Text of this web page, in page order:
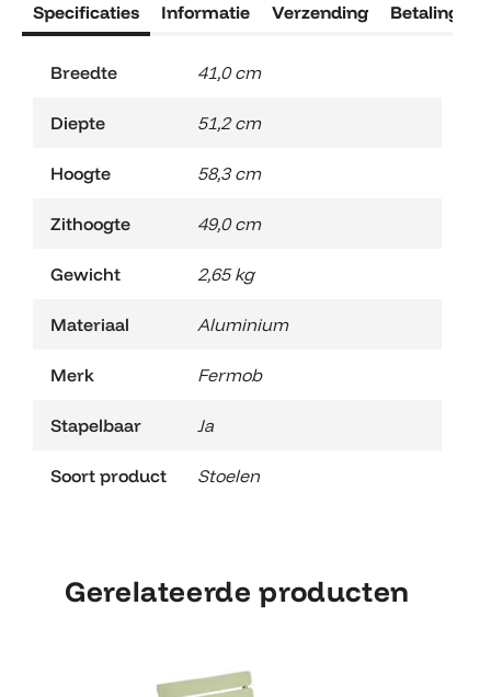
Specificaties Informatie Verzending Betaling
Breedte 41,0 cm
Diepte 51,2 cm
Hoogte 58,3 cm
Zithoogte 49,0 cm
Gewicht 2,65 kg
Materiaal Aluminium
Merk Fermob
Stapelbaar Ja
Soort product Stoelen
Gerelateerde producten